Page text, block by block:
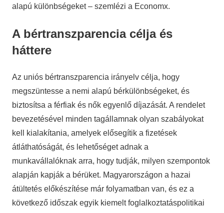
alapú különbségeket – szemlézi a Economx.
A bértranszparencia célja és
háttere
Az uniós bértranszparencia irányelv célja, hogy
megszüntesse a nemi alapú bérkülönbségeket, és
biztosítsa a férfiak és nők egyenlő díjazását. A rendelet
bevezetésével minden tagállamnak olyan szabályokat
kell kialakítania, amelyek elősegítik a fizetések
átláthatóságát, és lehetőséget adnak a
munkavállalóknak arra, hogy tudják, milyen szempontok
alapján kapják a bérüket. Magyarországon a hazai
átültetés előkészítése már folyamatban van, és ez a
következő időszak egyik kiemelt foglalkoztatáspolitikai